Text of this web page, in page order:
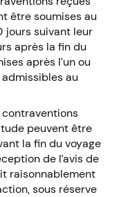
être soumises au
jours suivant leur
après la fin du
après l’un ou
admissibles au
peuvent être
la fin du voyage
de l’avis de
raisonnablement
sous réserve